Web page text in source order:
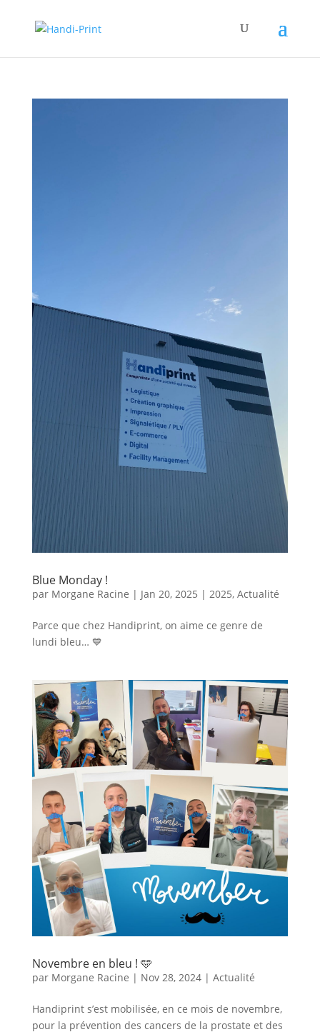
Blue Monday !
par Morgane Racine | Jan 20, 2025 | 2025, Actualité
Parce que chez Handiprint, on aime ce genre de
lundi bleu… 💙
Novembre en bleu ! 🩵
par Morgane Racine | Nov 28, 2024| Actualité
Handiprint s’est mobilisée, en ce mois de novembre,
pour la prévention des cancers de la prostate et des